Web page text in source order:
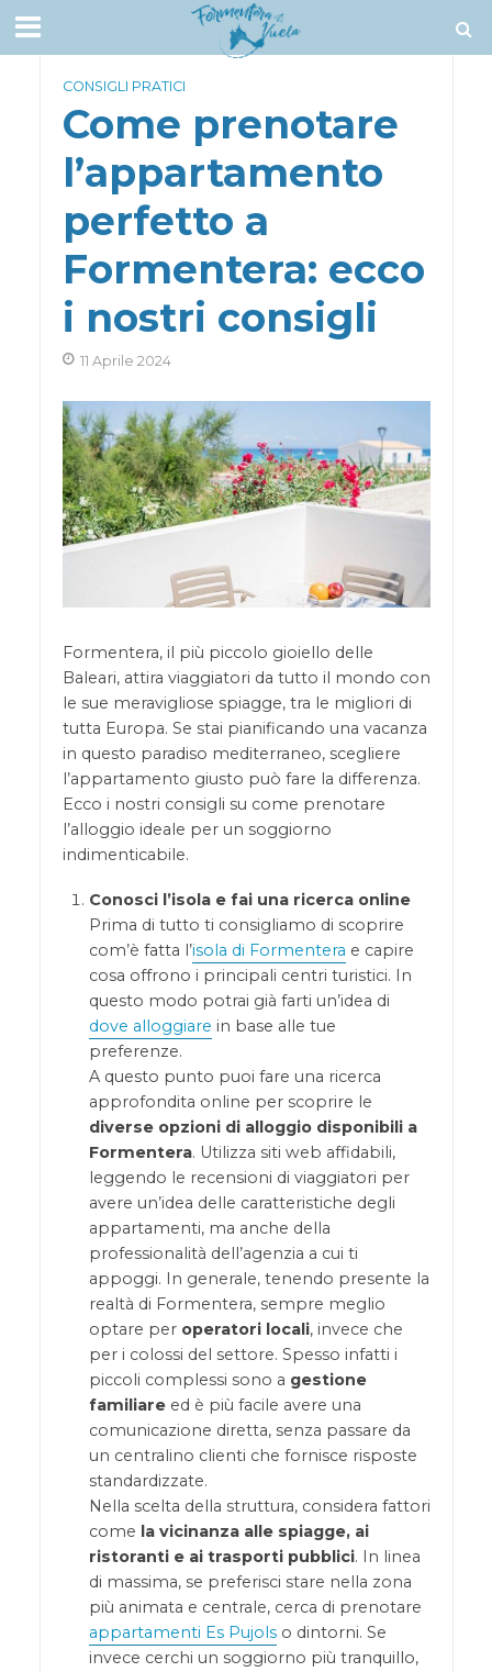
CONSIGLI PRATICI
Come prenotare
l’appartamento
perfetto a
Formentera: ecco
i nostri consigli
11 Aprile 2024
Formentera, il più piccolo gioiello delle
Baleari, attira viaggiatori da tutto il mondo con
le sue meravigliose spiagge, tra le migliori di
tutta Europa. Se stai pianificando una vacanza
in questo paradiso mediterraneo, scegliere
l’appartamento giusto può fare la differenza.
Ecco i nostri consigli su come prenotare
l’alloggio ideale per un soggiorno
indimenticabile.
Conosci l’isola e fai una ricerca online
Prima di tutto ti consigliamo di scoprire
com’è fatta l’isola di Formentera e capire
cosa offrono i principali centri turistici. In
questo modo potrai già farti un’idea di
dove alloggiare in base alle tue
preferenze.
A questo punto puoi fare una ricerca
approfondita online per scoprire le
diverse opzioni di alloggio disponibili a
Formentera. Utilizza siti web affidabili,
leggendo le recensioni di viaggiatori per
avere un’idea delle caratteristiche degli
appartamenti, ma anche della
professionalità dell’agenzia a cui ti
appoggi. In generale, tenendo presente la
realtà di Formentera, sempre meglio
optare per operatori locali, invece che
per i colossi del settore. Spesso infatti i
piccoli complessi sono a gestione
familiareed è più facile avere una
comunicazione diretta, senza passare da
un centralino clienti che fornisce risposte
standardizzate.
Nella scelta della struttura, considera fattori
come la vicinanza alle spiagge, ai
ristoranti e ai trasporti pubblici. In linea
di massima, se preferisci stare nella zona
più animata e centrale, cerca di prenotare
appartamenti Es Pujolso dintorni. Se
invece cerchi un soggiorno più tranquillo,